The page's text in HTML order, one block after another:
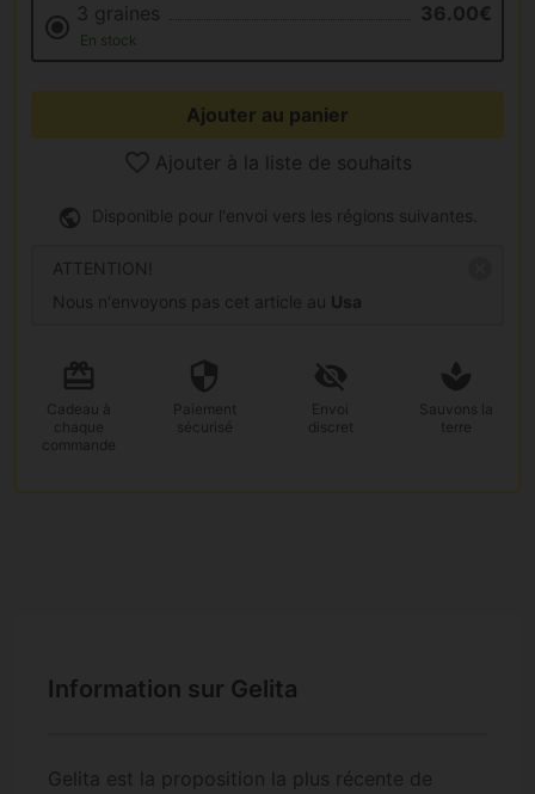
3 graines 36.00€
En stock
Ajouter au panier
Ajouter à la liste de souhaits
Disponible pour l'envoi vers les régions suivantes.
ATTENTION!
Nous n'envoyons pas cet article au Usa
Cadeau à
chaque
commande
Paiement
sécurisé
Envoi
discret
Sauvons la
terre
Information sur Gelita
Gelita est la proposition la plus récente de